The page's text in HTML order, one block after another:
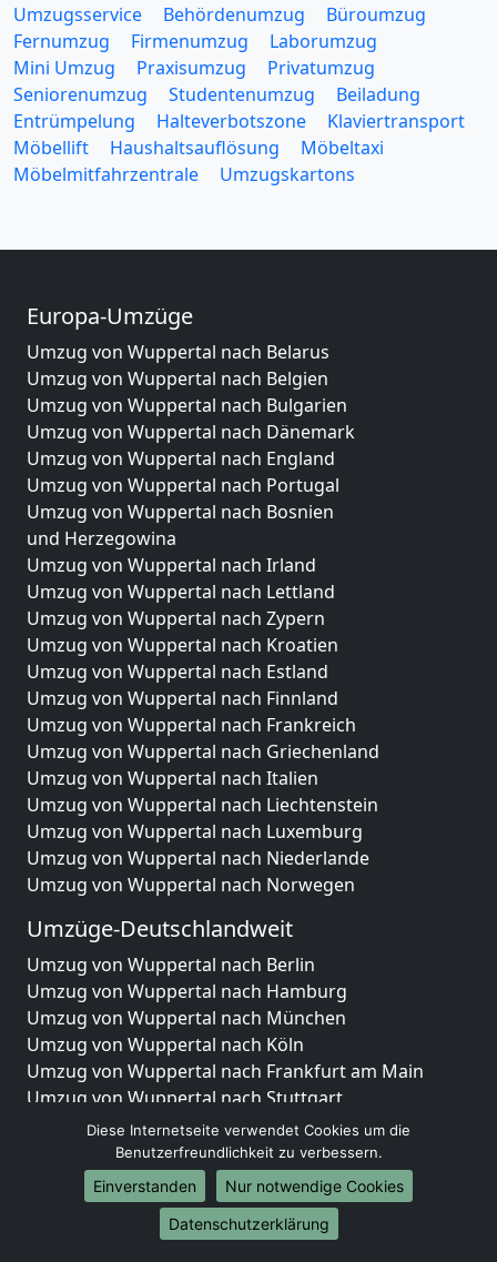
Umzugsservice Behördenumzug
Büroumzug
Fernumzug
Firmenumzug
Laborumzug
Mini Umzug
Praxisumzug
Privatumzug
Seniorenumzug
Studentenumzug
Beiladung
Entrümpelung
Halteverbotszone
Klaviertransport
Möbellift
Haushaltsauflösung
Möbeltaxi
Möbelmitfahrzentrale
Umzugskartons
Europa-Umzüge
Umzug von Wuppertal nach Belarus
Umzug von Wuppertal nach Belgien
Umzug von Wuppertal nach Bulgarien
Umzug von Wuppertal nach Dänemark
Umzug von Wuppertal nach England
Umzug von Wuppertal nach Portugal
Umzug von Wuppertal nach Bosnien
und Herzegowina
Umzug von Wuppertal nach Irland
Umzug von Wuppertal nach Lettland
Umzug von Wuppertal nach Zypern
Umzug von Wuppertal nach Kroatien
Umzug von Wuppertal nach Estland
Umzug von Wuppertal nach Finnland
Umzug von Wuppertal nach Frankreich
Umzug von Wuppertal nach Griechenland
Umzug von Wuppertal nach Italien
Umzug von Wuppertal nach Liechtenstein
Umzug von Wuppertal nach Luxemburg
Umzug von Wuppertal nach Niederlande
Umzug von Wuppertal nach Norwegen
Umzüge-Deutschlandweit
Umzug von Wuppertal nach Berlin
Umzug von Wuppertal nach Hamburg
Umzug von Wuppertal nach München
Umzug von Wuppertal nach Köln
Umzug von Wuppertal nach Frankfurt am Main
Umzug von Wuppertal nach Stuttgart
Umzug von Wuppertal nach Düsseldorf
Umzug von Wuppertal nach Leipzig
Umzug von Wuppertal nach Dortmund
Umzug von Wuppertal nach Essen
Umzug von Wuppertal nach Bremen
Diese Internetseite verwendet Cookies um die
Benutzerfreundlichkeit zu verbessern.
Einverstanden
Nur notwendige Cookies
Datenschutzerklärung